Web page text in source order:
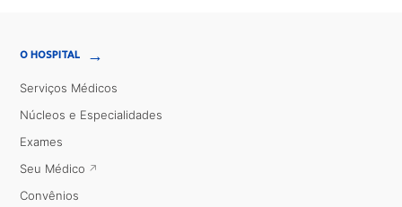
O HOSPITAL →
Serviços Médicos
Núcleos e Especialidades
Exames
Seu Médico
Convênios